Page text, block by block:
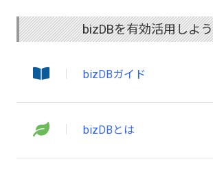
bizDBを有効活用しよ
bizDBガイド
bizDBとは